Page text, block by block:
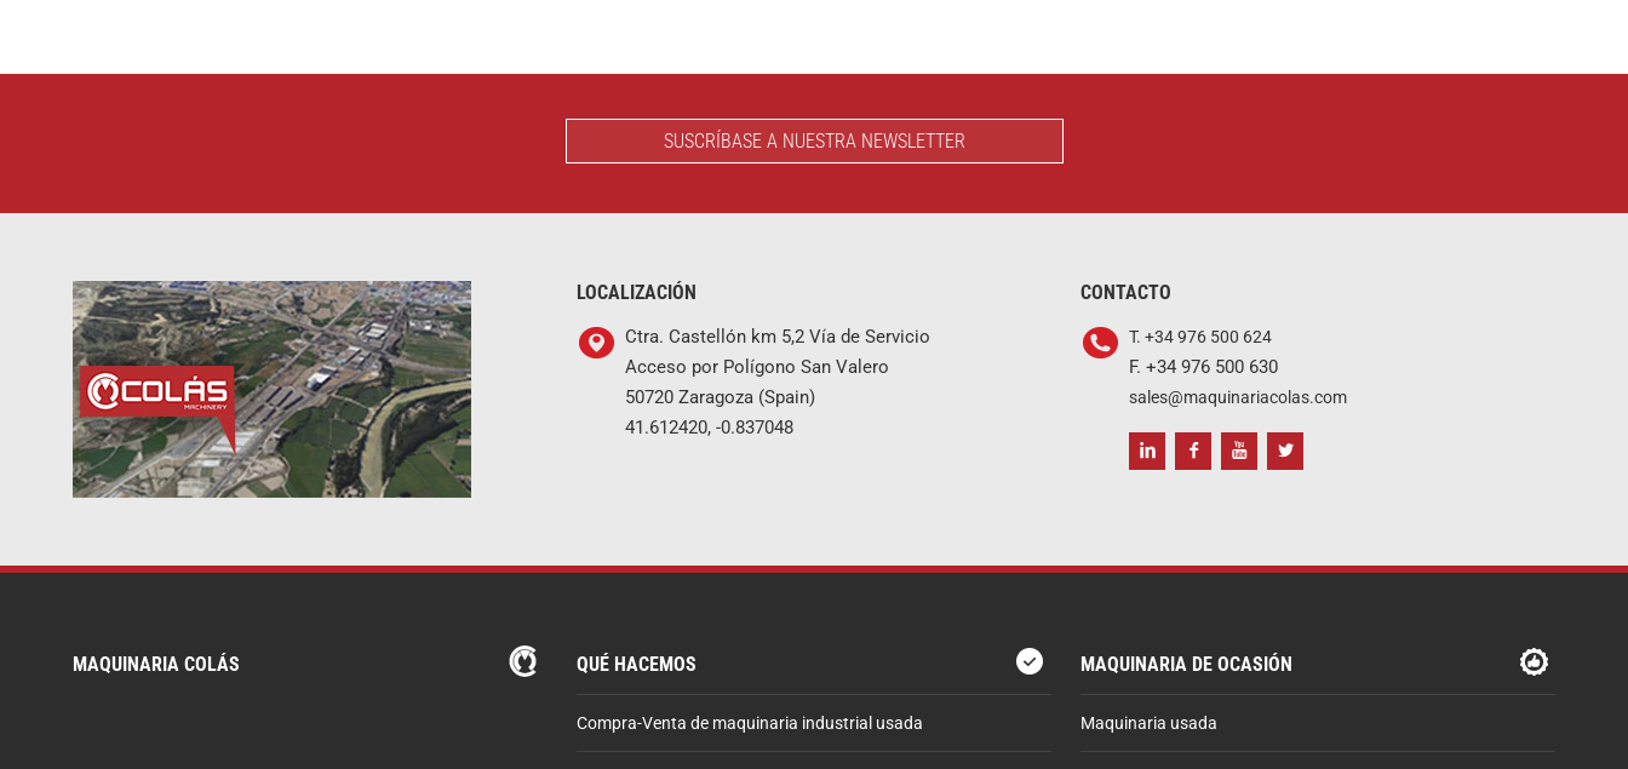
SUSCRÍBASE A NUESTRA NEWSLETTER
LOCALIZACIÓN
Ctra. Castellón km 5,2 Vía de Servicio
Acceso por Polígono San Valero
50720 Zaragoza (Spain)
41.612420, -0.837048
CONTACTO
T. +34 976 500 624
F. +34 976 500 630
sales@maquinariacolas.com
MAQUINARIA COLÁS QUÉ HACEMOS
Compra-Venta de maquinaria industrial usada
MAQUINARIA DE OCASIÓN
Maquinaria usada